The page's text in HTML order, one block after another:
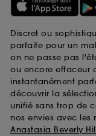
Discret ou
parfaite pour un
on ne passe pas
ou encore effaceur
instantanément
découvrir la
unifié sans trop de
nos envies avec les
Anastasia Beverly